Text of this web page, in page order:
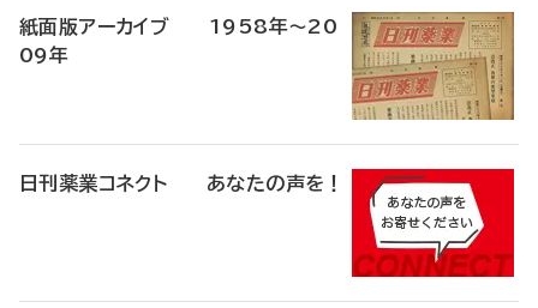
紙面版アーカイブ 1958年～20
09年
日刊薬業コネクト あなたの声を！